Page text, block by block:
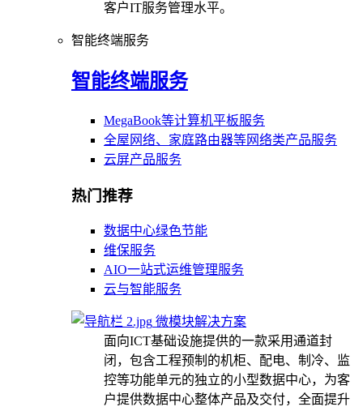
客户IT服务管理水平。
智能终端服务
智能终端服务
MegaBook等计算机平板服务
全屋网络、家庭路由器等网络类产品服务
云屏产品服务
热门推荐
数据中心绿色节能
维保服务
AIO一站式运维管理服务
云与智能服务
微模块解决方案
面向ICT基础设施提供的一款采用通道封
闭，包含工程预制的机柜、配电、制冷、监
控等功能单元的独立的小型数据中心，为客
户提供数据中心整体产品及交付，全面提升